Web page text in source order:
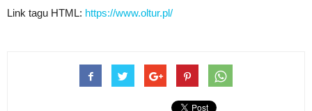
Link tagu HTML: https://www.oltur.pl/